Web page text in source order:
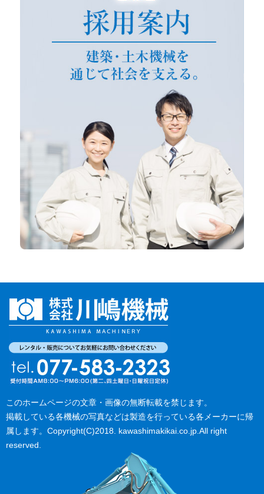
このホームページの文章・画像の無断転載を禁じます。
掲載している各機械の写真などは製造を行っている各メーカーに帰
属します。Copyright(C)2018. kawashimakikai.co.jp.All right
reserved.